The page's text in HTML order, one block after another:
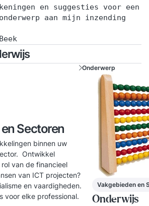
en suggesties voor een
aan mijn inzending
Sectoren
binnen uw
Ontwikkel
van de financieel
van ICT projecten?
en vaardigheden.
voor elke professional.
Onderwerp
Vakgebieden en
Onderwijs